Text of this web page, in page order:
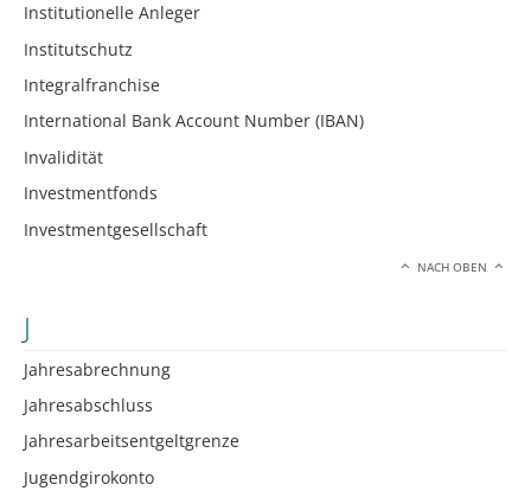
Institutionelle Anleger
Institutschutz
Integralfranchise
International Bank Account Number (IBAN)
Invalidität
Investmentfonds
Investmentgesellschaft
NACH OBEN
J
Jahresabrechnung
Jahresabschluss
Jahresarbeitsentgeltgrenze
Jugendgirokonto